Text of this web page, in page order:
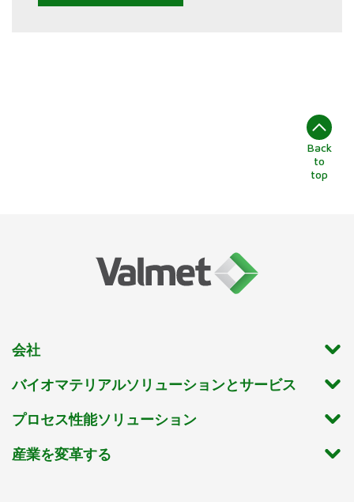
Back
to
top
会社
バイオマテリアルソリューションとサービス
プロセス性能ソリューション
産業を変革する